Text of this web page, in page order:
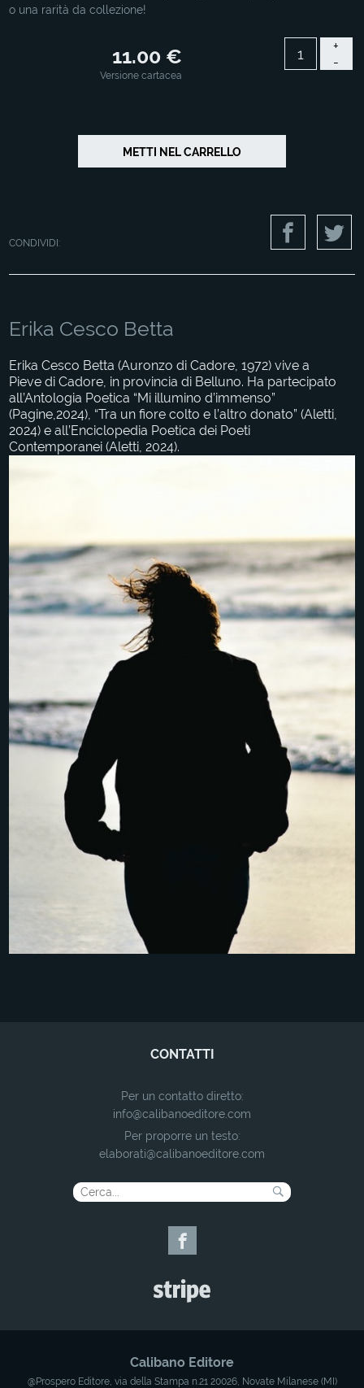
o una rarità da collezione!
11.00 €
Versione cartacea
+
-
CONDIVIDI:
Erika Cesco Betta
Erika Cesco Betta (Auronzo di Cadore, 1972) vive a
Pieve di Cadore, in provincia di Belluno. Ha partecipato
all’Antologia Poetica “Mi illumino d’immenso”
(Pagine,2024), “Tra un fiore colto e l’altro donato” (Aletti,
2024) e all’Enciclopedia Poetica dei Poeti
Contemporanei (Aletti, 2024).
CONTATTI
Per un contatto diretto:
info@calibanoeditore.com
Per proporre un testo:
elaborati@calibanoeditore.com
Calibano Editore
@Prospero Editore, via della Stampa n.21 20026, Novate Milanese (MI)